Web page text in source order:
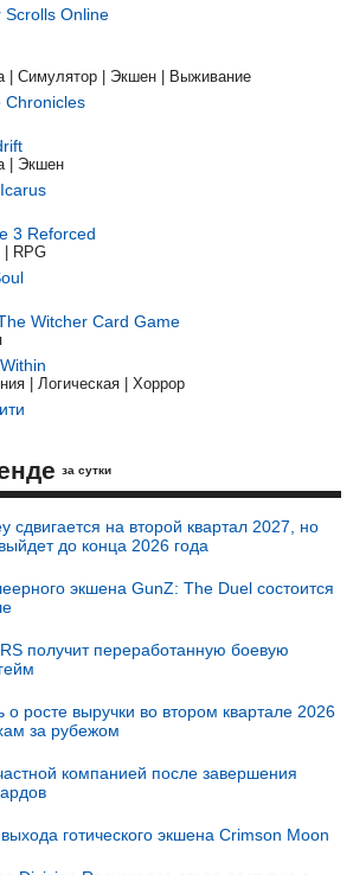
Scrolls Online
| Симулятор | Экшен | Выживание
Chronicles
| Экшен
3 Reforced
| RPG
Witcher Card Game
| Логическая | Хоррор
за сутки
сдвигается на второй квартал 2027, но
до конца 2026 года
экшена GunZ: The Duel состоится
получит переработанную боевую
о росте выручки во втором квартале 2026
за рубежом
компанией после завершения
готического экшена Crimson Moon